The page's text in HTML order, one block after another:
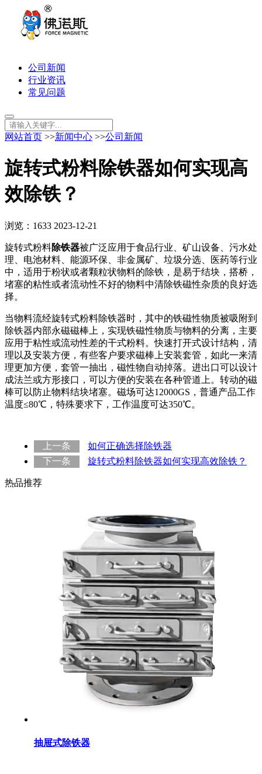
公司新闻
行业资讯
常见问题
网站首页 >>新闻中心 >>公司新闻
旋转式粉料除铁器如何实现高
效除铁？
浏览：1633 2023-12-21
旋转式粉料除铁器被广泛应用于食品行业、矿山设备、污水处
理、电池材料、能源环保、非金属矿、垃圾分选、医药等行业
中，适用于粉状或者颗粒状物料的除铁，是易于结块，搭桥，
堵塞的粘性或者流动性不好的物料中清除铁磁性杂质的良好选
择。
当物料流经旋转式粉料除铁器时，其中的铁磁性物质被吸附到
除铁器内部永磁磁棒上，实现铁磁性物质与物料的分离，主要
应用于粘性或流动性差的干式粉料。快速打开式设计结构，清
理以及安装方便，有些客户要求磁棒上安装套管，如此一来清
理更加方便，套管一抽出，磁性物自动掉落。进出口可以设计
成法兰或方形接口，可以方便的安装在各种管道上。转动的磁
棒可以防止物料结块堵塞。磁场可达12000GS，普通产品工作
温度≤80℃，特殊要求下，工作温度可达350℃。
上一条
如何正确选择除铁器
下一条
旋转式粉料除铁器如何实现高效除铁？
热品推荐
抽屉式除铁器